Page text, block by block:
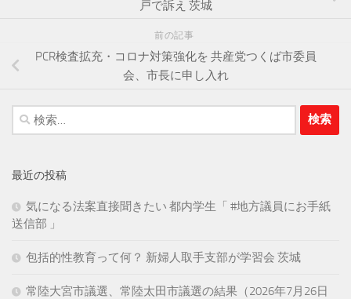
戸で訴え 茨城
前の記事
PCR検査拡充・コロナ対策強化を 共産党つくば市委員
会、市長に申し入れ
検
索:
最近の投稿
気になる法案直接聞きたい 都内学生「 #地方議員にお手紙
送信部 」
包括的性教育って何？ 新婦人取手支部が学習会 茨城
常陸大宮市議選、常陸太田市議選の結果（2026年7月26日